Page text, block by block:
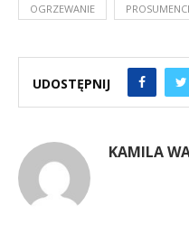
OGRZEWANIE PROSUMENCI
UDOSTĘPNIJ
KAMILA